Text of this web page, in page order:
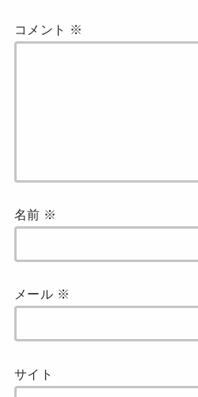
コメント ※
名前 ※
メール ※
サイト